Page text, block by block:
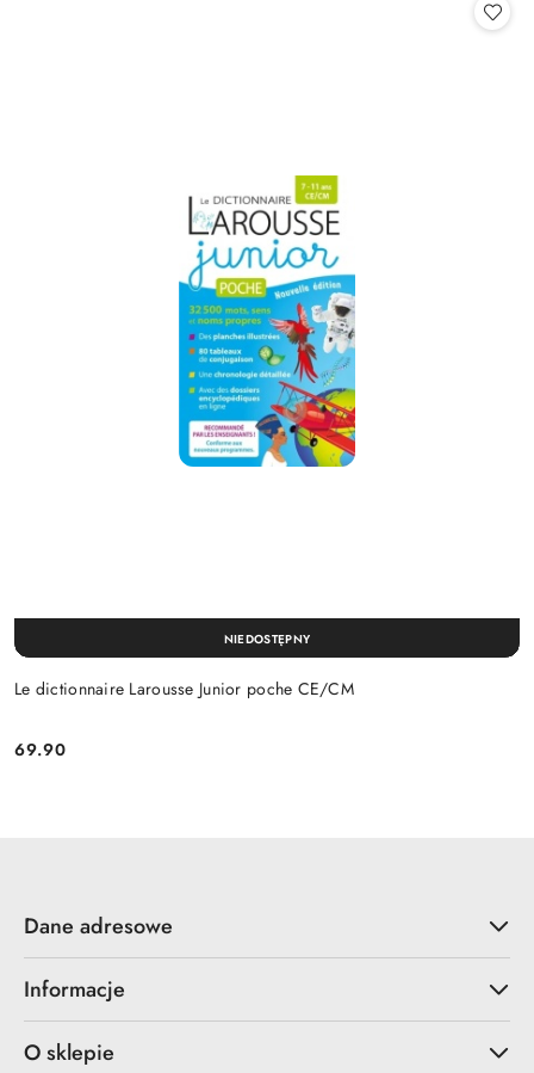
Le dictionnaire Larousse Junior poche CE/CM
Cena:
69.90
NIEDOSTĘPNY
Dane adresowe
Informacje
O sklepie